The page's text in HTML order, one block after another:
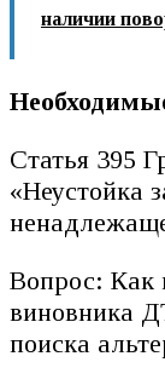
наличии
Статья 395
«Неустойка
Вопрос: Как
виновника
поиска